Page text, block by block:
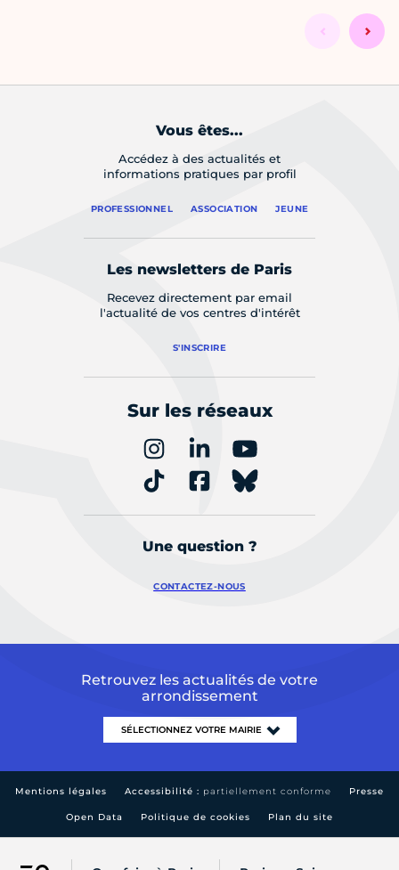
Vous êtes...
Accédez à des actualités et
informations pratiques par profil
PROFESSIONNEL ASSOCIATION JEUNE
Les newsletters de Paris
Recevez directement par email
l'actualité de vos centres d'intérêt
S'INSCRIRE
Sur les réseaux
Une question ?
CONTACTEZ-NOUS
Retrouvez les actualités de votre
arrondissement
Mentions légales Accessibilité : partiellement conforme Presse
Open Data Politique de cookies Plan du site